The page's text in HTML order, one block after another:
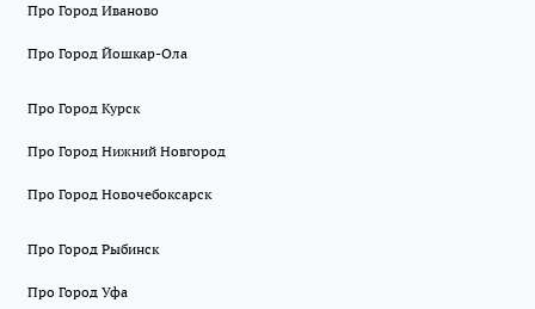
Про Город Иваново
Про Город Йошкар-Ола
Про Город Курск
Про Город Нижний Новгород
Про Город Новочебоксарск
Про Город Рыбинск
Про Город Уфа